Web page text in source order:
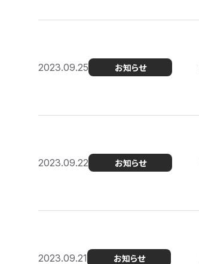
2023.09.25 お知らせ
2023.09.22 お知らせ
2023.09.21 お知らせ